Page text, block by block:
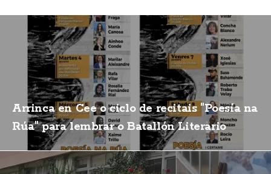
Arrinca en Cee o ciclo de recitais "Poesía na
Rúa" para lembrar o Batallón Literario